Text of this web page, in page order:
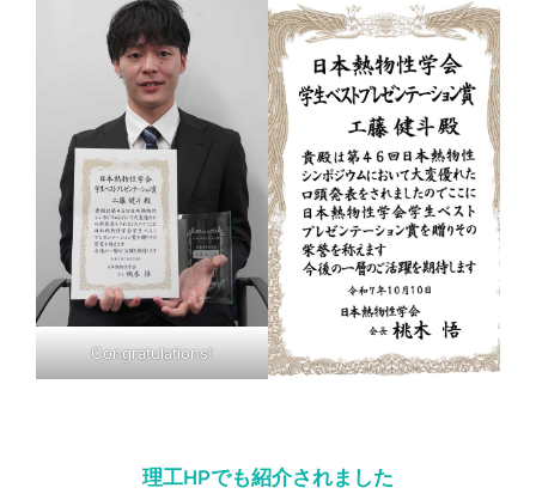
Congratulations!
理工HPでも紹介されました